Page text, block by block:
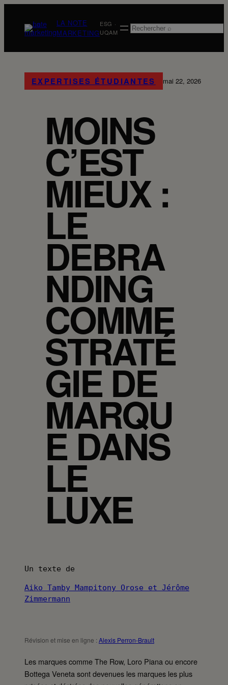
contenu
LA NOTE
MARKETING
ESG ·
UQAM
Rechercher
EXPERTISES ÉTUDIANTES mai 22, 2026
MOINS
C’EST
MIEUX :
LE
DEBRA
NDING
COMME
STRATÉ
GIE DE
MARQU
E DANS
LE
LUXE
Un texte de
Aiko Tamby Mampitony Orose et Jérôme
Zimmermann
Révision et mise en ligne : Alexis Perron-Brault
Les marques comme The Row, Loro Piana ou encore
Bottega Veneta sont devenues les marques les plus